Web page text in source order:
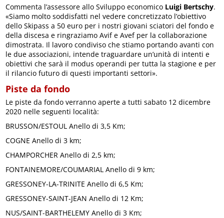
Commenta l’assessore allo Sviluppo economico Luigi Bertschy.
«Siamo molto soddisfatti nel vedere concretizzato l’obiettivo
dello Skipass a 50 euro per i nostri giovani sciatori del fondo e
della discesa e ringraziamo Avif e Avef per la collaborazione
dimostrata. Il lavoro condiviso che stiamo portando avanti con
le due associazioni, intende traguardare un’unità di intenti e
obiettivi che sarà il modus operandi per tutta la stagione e per
il rilancio futuro di questi importanti settori».
Piste da fondo
Le piste da fondo verranno aperte a tutti sabato 12 dicembre
2020 nelle seguenti località:
BRUSSON/ESTOUL Anello di 3,5 Km;
COGNE Anello di 3 km;
CHAMPORCHER Anello di 2,5 km;
FONTAINEMORE/COUMARIAL Anello di 9 km;
GRESSONEY-LA-TRINITE Anello di 6,5 Km;
GRESSONEY-SAINT-JEAN Anello di 12 Km;
NUS/SAINT-BARTHELEMY Anello di 3 Km;